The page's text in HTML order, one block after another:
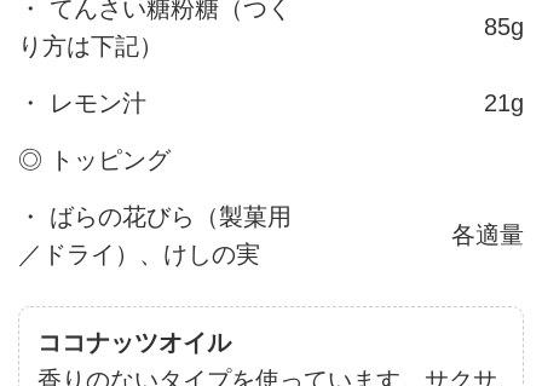
・ てんさい糖粉糖（つく
り方は下記）
85g
・ レモン汁 21g
◎ トッピング
・ ばらの花びら（製菓用
／ドライ）、けしの実
各適量
ココナッツオイル
香りのないタイプを使っています。サクサ